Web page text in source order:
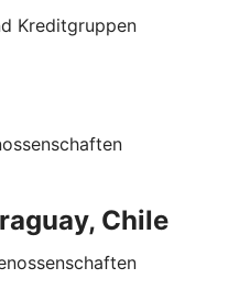
Kreditgruppen
Chile